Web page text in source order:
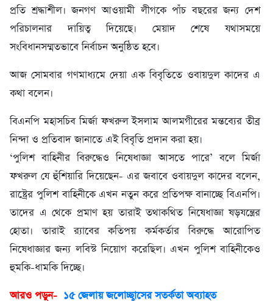
প্রতি শ্রদ্ধাশীল। জনগণ আওয়ামী লীগকে পাঁচ বছরের জন্য দেশ
পরিচালনার দায়িত্ব দিয়েছে। মেয়াদ শেষে যথাসময়ে
সংবিধানসম্মতভাবে নির্বাচন অনুষ্ঠিত হবে।
আজ সোমবার গণমাধ্যমে দেয়া এক বিবৃতিতে ওবায়দুল কাদের এ
কথা বলেন।
বিএনপি মহাসচিব মির্জা ফখরুল ইসলাম আলমগীরের মন্তব্যের তীব্র
নিন্দা ও প্রতিবাদ জানাতে এই বিবৃতি প্রদান করা হয়।
‘পুলিশ বাহিনীর বিরুদ্ধেও নিষেধাজ্ঞা আসতে পারে’ বলে মির্জা
ফখরুল যে হুঁশিয়ারি দিয়েছেন- এর জবাবে ওবায়দুল কাদের বলেন,
রাষ্ট্রের পুলিশ বাহিনীকে এখন নতুন করে প্রতিপক্ষ বানাচ্ছে বিএনপি।
তাদের এ থেকে প্রমাণ হয় তারাই তথাকথিত নিষেধাজ্ঞা ষড়যন্ত্রের
হোতা। তারাই র‌্যাবের কতিপয় কর্মকর্তার বিরুদ্ধে আরোপিত
নিষেধাজ্ঞার জন্য লবিস্ট নিয়োগ করেছিল। এখন পুলিশ বাহিনীকেও
হুমকি-ধামকি দিচ্ছে।
আরও পড়ুন- ১৫ জেলায় জলোচ্ছ্বাসের সতর্কতা অব্যাহত